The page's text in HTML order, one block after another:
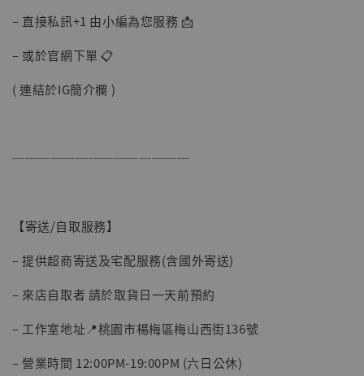
子彈飛 鵝城縣長 張麻子 [BK01]
NT$ 4,980
– 直接私訊+1 由小編為您服務 📩
– 或於官網下單 📋
( 連結於IG簡介欄 )
──────────────
【寄送/自取服務】
– 提供超商寄送及宅配服務(含國外寄送)
– 來店自取者 請於取貨日一天前預約
– 工作室地址📍桃園市楊梅區梅山西街136號
– 營業時間 12:00PM-19:00PM (六日公休)